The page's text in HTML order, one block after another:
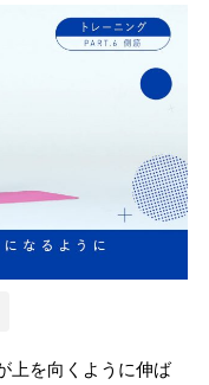
上を向くように伸ば